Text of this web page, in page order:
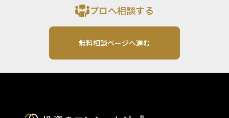
プロへ相談する
無料相談ページへ進む